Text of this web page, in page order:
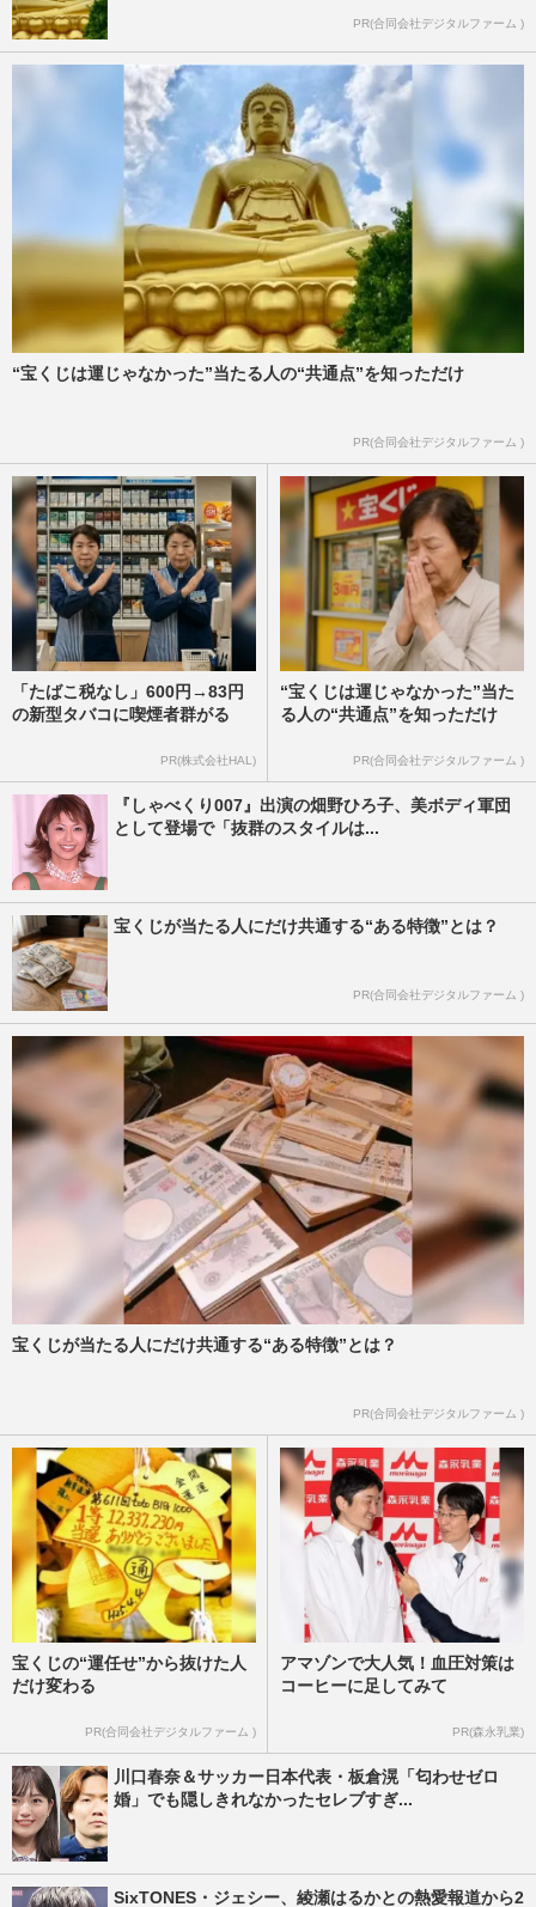
PR(合同会社デジタルファーム )
“宝くじは運じゃなかった”当たる人の“共通点”を知っただけ
PR(合同会社デジタルファーム )
「たばこ税なし」600円→83円
の新型タバコに喫煙者群がる
PR(株式会社HAL)
“宝くじは運じゃなかった”当た
る人の“共通点”を知っただけ
PR(合同会社デジタルファーム )
『しゃべくり007』出演の畑野ひろ子、美ボディ軍団
として登場で「抜群のスタイルは...
宝くじが当たる人にだけ共通する“ある特徴”とは？
PR(合同会社デジタルファーム )
宝くじが当たる人にだけ共通する“ある特徴”とは？
PR(合同会社デジタルファーム )
宝くじの“運任せ”から抜けた人
だけ変わる
PR(合同会社デジタルファーム )
アマゾンで大人気！血圧対策は
コーヒーに足してみて
PR(森永乳業)
川口春奈＆サッカー日本代表・板倉滉「匂わせゼロ
婚」でも隠しきれなかったセレブすぎ...
SixTONES・ジェシー、綾瀬はるかとの熱愛報道から2